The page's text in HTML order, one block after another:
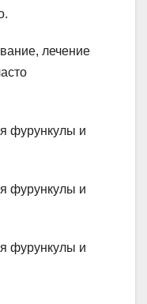
лечение